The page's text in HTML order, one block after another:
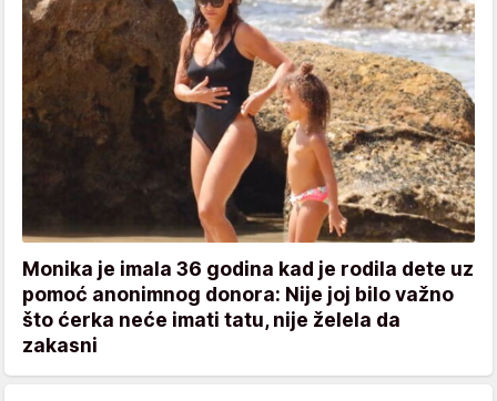
Monika je imala 36 godina kad je rodila dete uz
pomoć anonimnog donora: Nije joj bilo važno
što ćerka neće imati tatu, nije želela da
zakasni